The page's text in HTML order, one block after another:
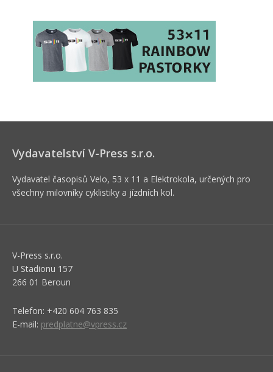
Vydavatelství V-Press s.r.o.
Vydavatel časopisů Velo, 53 x 11 a Elektrokola, určených pro
všechny milovníky cyklistiky a jízdních kol.
V-Press s.r.o.
U Stadionu 157
266 01 Beroun
Telefon: +420 604 763 835
E-mail: predplatne@vpress.cz